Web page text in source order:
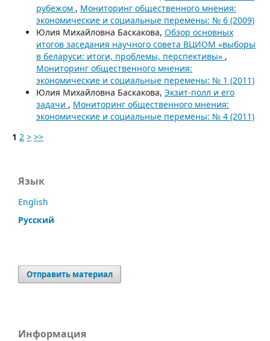
рубежом , Мониторинг общественного мнения:
экономические и социальные перемены: № 6 (2009)
Юлия Михайловна Баскакова, Обзор основных
итогов заседания научного совета ВЦИОМ «выборы
в беларуси: итоги, проблемы, перспективы» ,
Мониторинг общественного мнения:
экономические и социальные перемены: № 1 (2011)
Юлия Михайловна Баскакова, Экзит-полл и его
задачи , Мониторинг общественного мнения:
экономические и социальные перемены: № 4 (2011)
1 2 > >>
Язык
English
Русский
Отправить материал
Информация